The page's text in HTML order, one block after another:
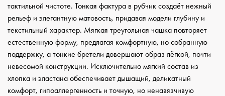
тактильной чистоте. Тонкая фактура в рубчик создаёт нежный
рельеф и элегантную матовость, придавая модели глубину и
текстильный характер. Мягкая треугольная чашка повторяет
естественную форму, предлагая комфортную, но собранную
поддержку, а тонкие бретели довершают образ лёгкой, почти
невесомой конструкции. Исключительно мягкий состав из
хлопка и эластана обеспечивает дышащий, деликатный
комфорт, гипоаллергенность и точную, но ненавязчивую